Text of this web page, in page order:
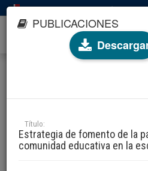
PUBLICACIONES
Título:
Estrategia de fomento de la
comunidad educativa en la
Esta es una web oficial del Gobierno de la República Dominicana
Investigación